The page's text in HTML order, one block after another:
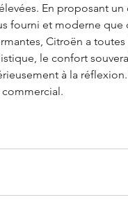
En proposant
fourni et moderne que
Citroën a
le confort
à la